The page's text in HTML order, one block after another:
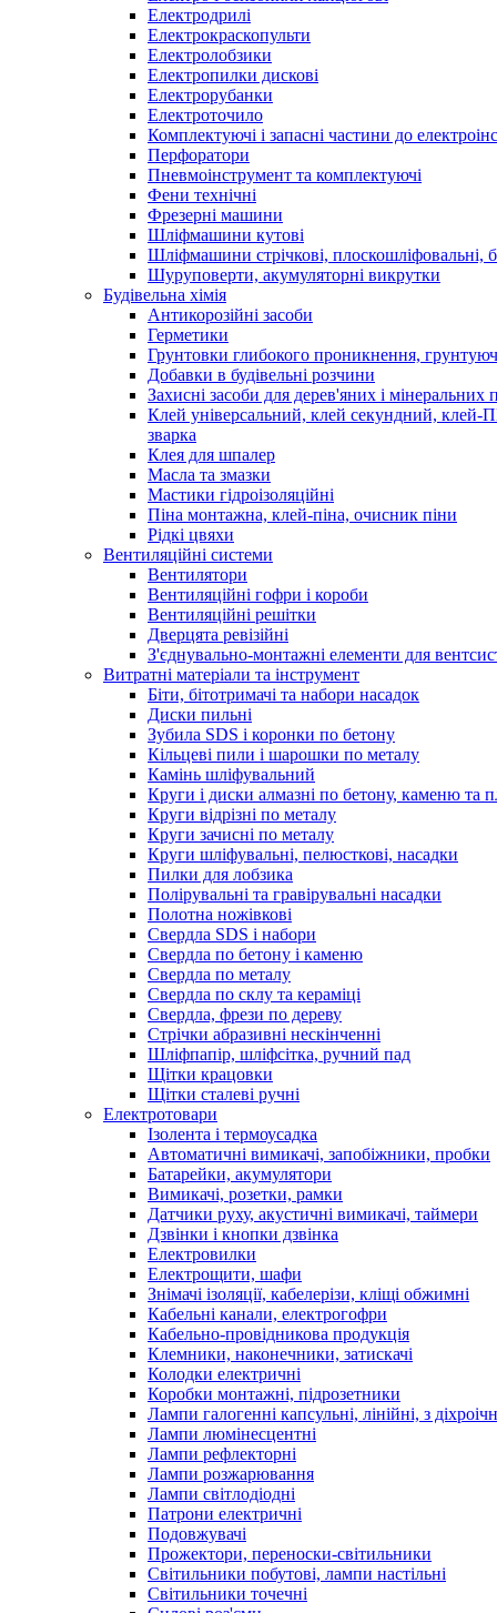
Електродрилі
Електрокраскопульти
Електролобзики
Електропилки дискові
Електрорубанки
Електроточило
Комплектуючі і запасні частини до
Перфоратори
Пневмоінструмент та комплектуючі
Фени технічні
Фрезерні машини
Шліфмашини кутові
Шліфмашини стрічкові, плоскошліфовальні,
Шуруповерти, акумуляторні викрутки
Будівельна хімія
Антикорозійні засоби
Герметики
Грунтовки глибокого проникнення,
Добавки в будівельні розчини
Захисні засоби для дерев'яних і мінеральних
Клей універсальний, клей секундний,
зварка
Клея для шпалер
Масла та змазки
Мастики гідроізоляційні
Піна монтажна, клей-піна, очисник піни
Рідкі цвяхи
Вентиляційні системи
Вентилятори
Вентиляційні гофри і короби
Вентиляційні решітки
Дверцята ревізійні
З'єднувально-монтажні елементи для
Витратні матеріали та інструмент
Біти, бітотримачі та набори насадок
Диски пильні
Зубила SDS і коронки по бетону
Кільцеві пили і шарошки по металу
Камінь шліфувальний
Круги і диски алмазні по бетону, каменю та
Круги відрізні по металу
Круги зачисні по металу
Круги шліфувальні, пелюсткові, насадки
Пилки для лобзика
Полірувальні та гравірувальні насадки
Полотна ножівкові
Свердла SDS і набори
Свердла по бетону і каменю
Свердла по металу
Свердла по склу та кераміці
Свердла, фрези по дереву
Стрічки абразивні нескінченні
Шліфпапір, шліфсітка, ручний пад
Щітки крацовки
Щітки сталеві ручні
Електротовари
Ізолента і термоусадка
Автоматичні вимикачі, запобіжники, пробки
Батарейки, акумулятори
Вимикачі, розетки, рамки
Датчики руху, акустичні вимикачі, таймери
Дзвінки і кнопки дзвінка
Електровилки
Електрощити, шафи
Знімачі ізоляції, кабелерізи, кліщі обжимні
Кабельні канали, електрогофри
Кабельно-провідникова продукція
Клемники, наконечники, затискачі
Колодки електричні
Коробки монтажні, підрозетники
Лампи галогенні капсульні, лінійні, з
Лампи люмінесцентні
Лампи рефлекторні
Лампи розжарювання
Лампи світлодіодні
Патрони електричні
Подовжувачі
Прожектори, переноски-світильники
Світильники побутові, лампи настільні
Світильники точечні